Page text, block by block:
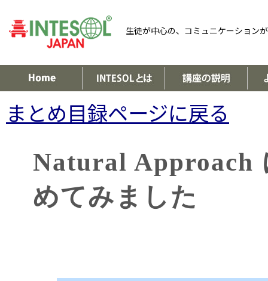
生徒が中心の、コミュニケーション
まとめ目録ページに戻る
Natural Approach
めてみました